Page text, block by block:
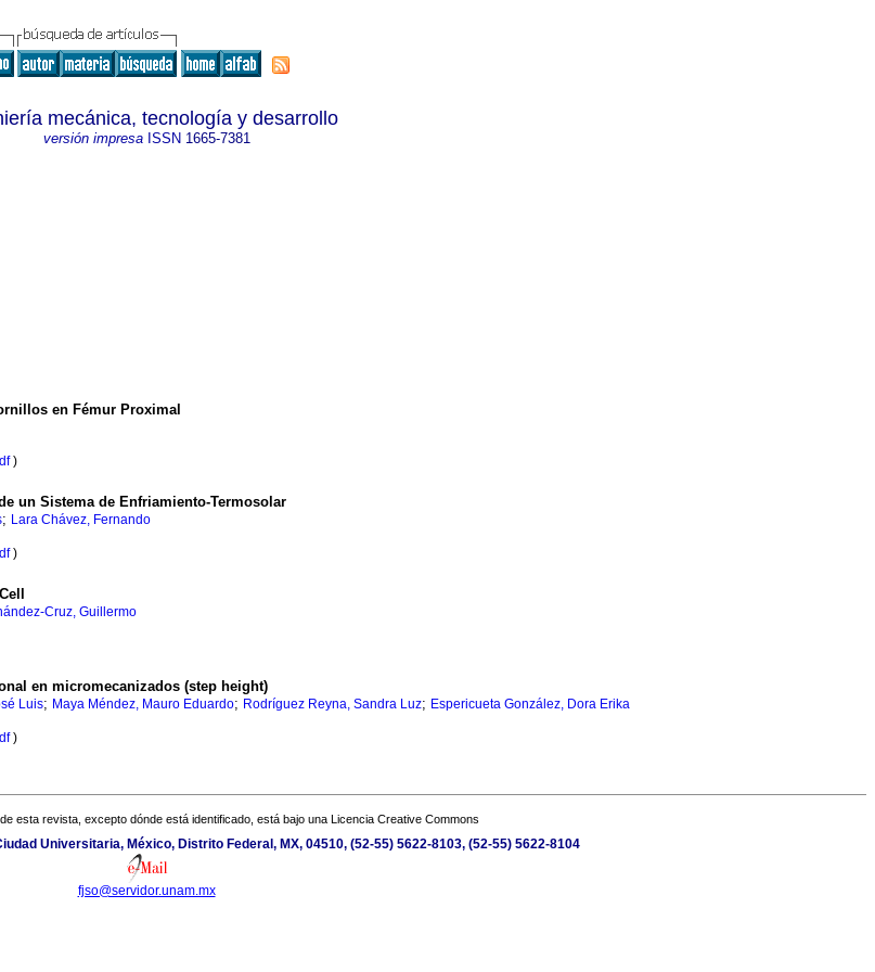
mecánica, tecnología y desarrollo
versión impresaISSN 1665-7381
en Fémur Proximal
)
un Sistema de Enfriamiento-Termosolar
; Lara Chávez, Fernando
)
Cruz, Guillermo
en micromecanizados (step height)
Luis; Maya Méndez, Mauro Eduardo; Rodríguez Reyna, Sandra Luz; Espericueta González, Dora Erika
)
esta revista, excepto dónde está identificado, está bajo una Licencia Creative Commons
Universitaria, México, Distrito Federal, MX, 04510, (52-55) 5622-8103, (52-55) 5622-8104
fjso@servidor.unam.mx